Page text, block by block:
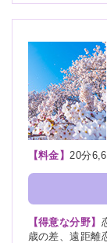
【料金】 20分
【得意な分野】
歳の差、遠距離